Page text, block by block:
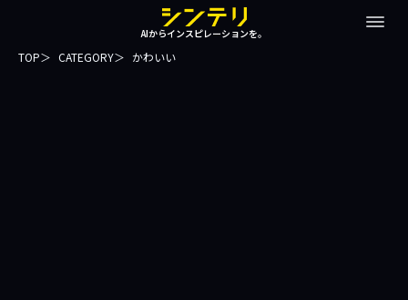
AIからインスピレーションを。
TOP CATEGORY かわいい